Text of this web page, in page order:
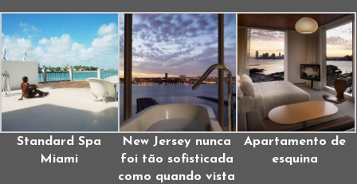
Standard Spa
Miami
New Jersey nunca
foi tão sofisticada
como quando vista
Apartamento de
esquina